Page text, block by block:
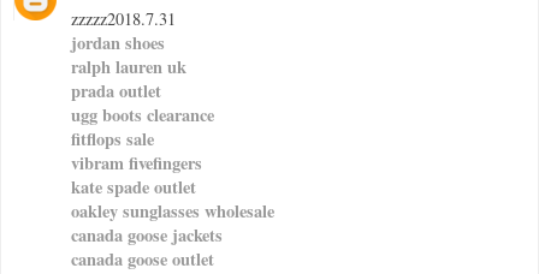
zzzzz2018.7.31
jordan shoes
ralph lauren uk
prada outlet
ugg boots clearance
fitflops sale
vibram fivefingers
kate spade outlet
oakley sunglasses wholesale
canada goose jackets
canada goose outlet